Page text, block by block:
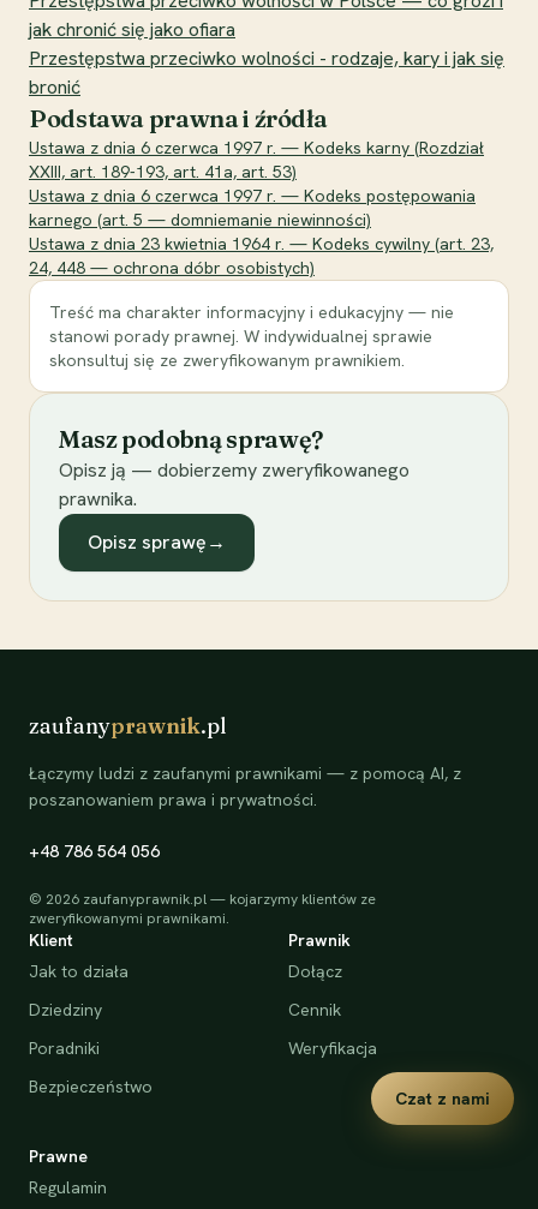
jak chronić się jako ofiara
Przestępstwa przeciwko wolności - rodzaje, kary i jak się
bronić
Podstawa prawna i źródła
Ustawa z dnia 6 czerwca 1997 r. — Kodeks karny (Rozdział
XXIII, art. 189-193, art. 41a, art. 53)
Ustawa z dnia 6 czerwca 1997 r. — Kodeks postępowania
karnego (art. 5 — domniemanie niewinności)
Ustawa z dnia 23 kwietnia 1964 r. — Kodeks cywilny (art. 23,
24, 448 — ochrona dóbr osobistych)
Treść ma charakter informacyjny i edukacyjny — nie
stanowi porady prawnej. W indywidualnej sprawie
skonsultuj się ze zweryfikowanym prawnikiem.
Masz podobną sprawę?
Opisz ją — dobierzemy zweryfikowanego
prawnika.
Opisz sprawę→
zaufanyprawnik.pl
Łączymy ludzi z zaufanymi prawnikami — z pomocą AI, z
poszanowaniem prawa i prywatności.
+48 786 564 056
© 2026 zaufanyprawnik.pl — kojarzymy klientów ze
zweryfikowanymi prawnikami.
Klient
Jak to działa
Dziedziny
Poradniki
Bezpieczeństwo
Prawnik
Dołącz
Cennik
Weryfikacja
Prawne
Regulamin
Czat z nami